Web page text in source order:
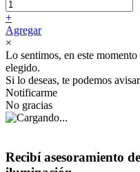
+
Agregar
×
Lo sentimos, en este
elegido.
Si lo deseas, te podemos
Notificarme
No gracias
Recibí asesoramiento